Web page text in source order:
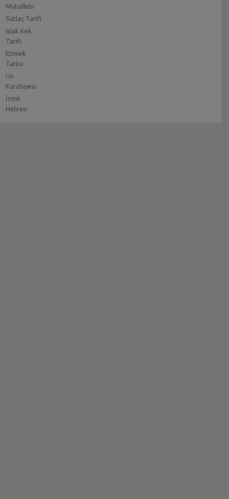
Muhallebi
Sütlaç Tarifi
Islak Kek
Tarifi
Etimek
Tatlısı
Un
Kurabiyesi
İrmik
Helvası